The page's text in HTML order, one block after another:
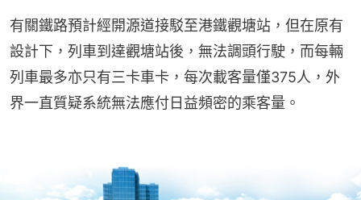
有關鐵路預計經開源道接駁至港鐵觀塘站，但在原有
設計下，列車到達觀塘站後，無法調頭行駛，而每輛
列車最多亦只有三卡車卡，每次載客量僅375人，外
界一直質疑系統無法應付日益頻密的乘客量。